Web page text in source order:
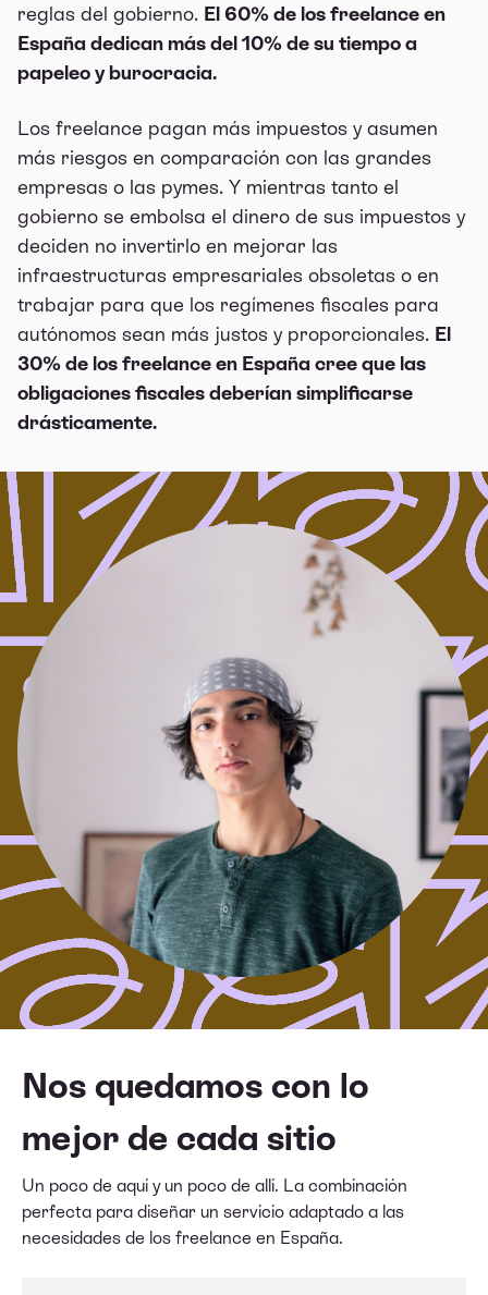
reglas del gobierno. El 60% de los freelance en
España dedican más del 10% de su tiempo a
papeleo y burocracia.
Los freelance pagan más impuestos y asumen
más riesgos en comparación con las grandes
empresas o las pymes. Y mientras tanto el
gobierno se embolsa el dinero de sus impuestos y
deciden no invertirlo en mejorar las
infraestructuras empresariales obsoletas o en
trabajar para que los regímenes fiscales para
autónomos sean más justos y proporcionales. El
30% de los freelance en España cree que las
obligaciones fiscales deberían simplificarse
drásticamente.
Nos quedamos con lo
mejor de cada sitio
Un poco de aquí y un poco de allí. La combinación
perfecta para diseñar un servicio adaptado a las
necesidades de los freelance en España.